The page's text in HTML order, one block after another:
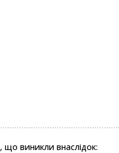
, що виникли внаслідок: